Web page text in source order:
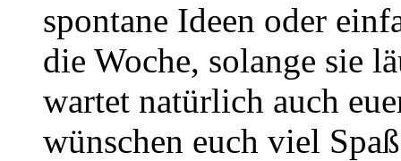
spontane Ideen oder
die Woche, solange sie
wartet natürlich auch
wünschen euch viel